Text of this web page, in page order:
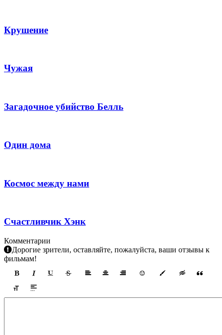
Крушение
Чужая
Загадочное убийство Белль
Один дома
Космос между нами
Счастливчик Хэнк
Комментарии
Дорогие зрители, оставляйте, пожалуйста, ваши отзывы к
фильмам!